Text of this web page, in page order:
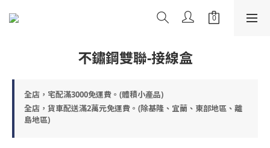
不鏽鋼雙聯-接線盒
全店，宅配滿3000免運費。(體積小產品)
全店，貨車配送滿2萬元免運費。(除基隆、宜蘭、東部地區、離
島地區)